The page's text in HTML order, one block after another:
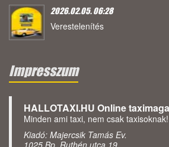
2026.02.05. 06:28
Verestelenítés
Impresszum
HALLOTAXI.HU Online
Minden ami taxi, nem csak taxisoknak!
Kiadó: Majercsik Tamás Ev.